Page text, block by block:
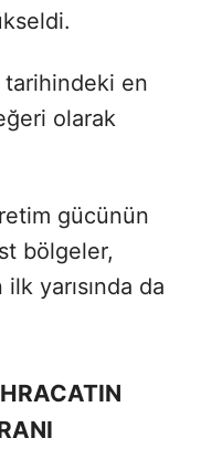
en
olarak
gücünün
bölgeler,
yarısında da